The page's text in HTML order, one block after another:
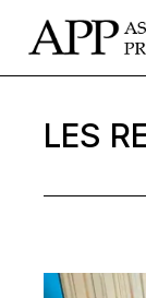
LES